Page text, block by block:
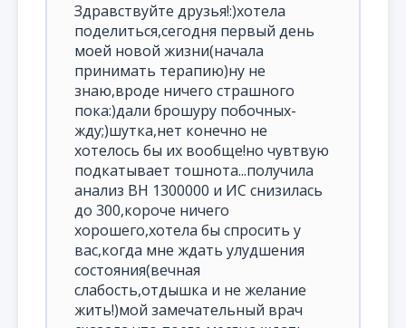
Здравствуйте друзья!:)хотела
поделиться,сегодня первый день
моей новой жизни(начала
принимать терапию)ну не
знаю,вроде ничего страшного
пока:)дали брошуру побочных-
жду;)шутка,нет конечно не
хотелось бы их вообще!но чувтвую
подкатывает тошнота...получила
анализ ВН 1300000 и ИС снизилась
до 300,короче ничего
хорошего,хотела бы спросить у
вас,когда мне ждать улудшения
состояния(вечная
слабость,отдышка и не желание
жить!)мой замечательный врач